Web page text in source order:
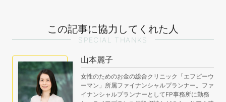
この記事に協力してくれた人
SPECIAL THANKS
山本麗子
女性のためのお金の総合クリニック「エフピーウ
ーマン」所属ファイナンシャルプランナー。ファ
イナンシャルプランナーとしてFP事務所に勤務